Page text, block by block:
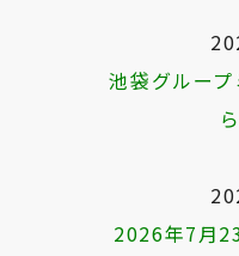
池袋グルー
2026年7月